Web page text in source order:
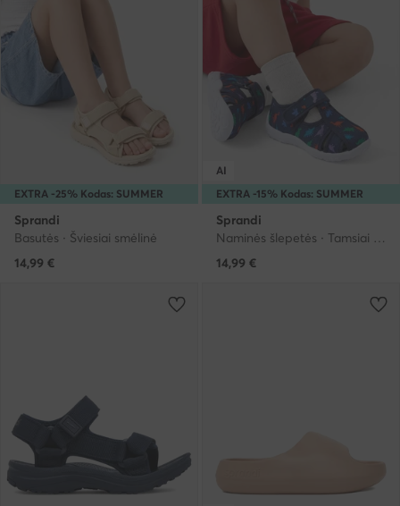
EXTRA -25% Kodas: SUMMER
Sprandi
Basutės · Šviesiai smėlinė
14,99 €
EXTRA -15% Kodas: SUMMER
AI
Sprandi
Naminės šlepetės · Tamsiai mėlyna
14,99 €